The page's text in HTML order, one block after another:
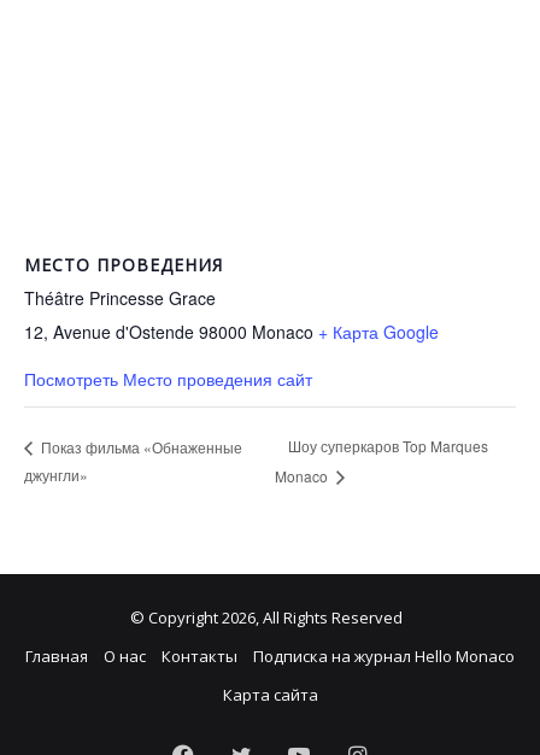
МЕСТО ПРОВЕДЕНИЯ
Théâtre Princesse Grace
12, Avenue d'Ostende 98000 Monaco + Карта Google
Посмотреть Место проведения сайт
Показ фильма «Обнаженные
джунгли»
Шоу суперкаров Top Marques
Monaco
© Copyright 2026, All Rights Reserved
Главная
О нас Контакты
Подписка на журнал Hello Monaco
Карта сайта